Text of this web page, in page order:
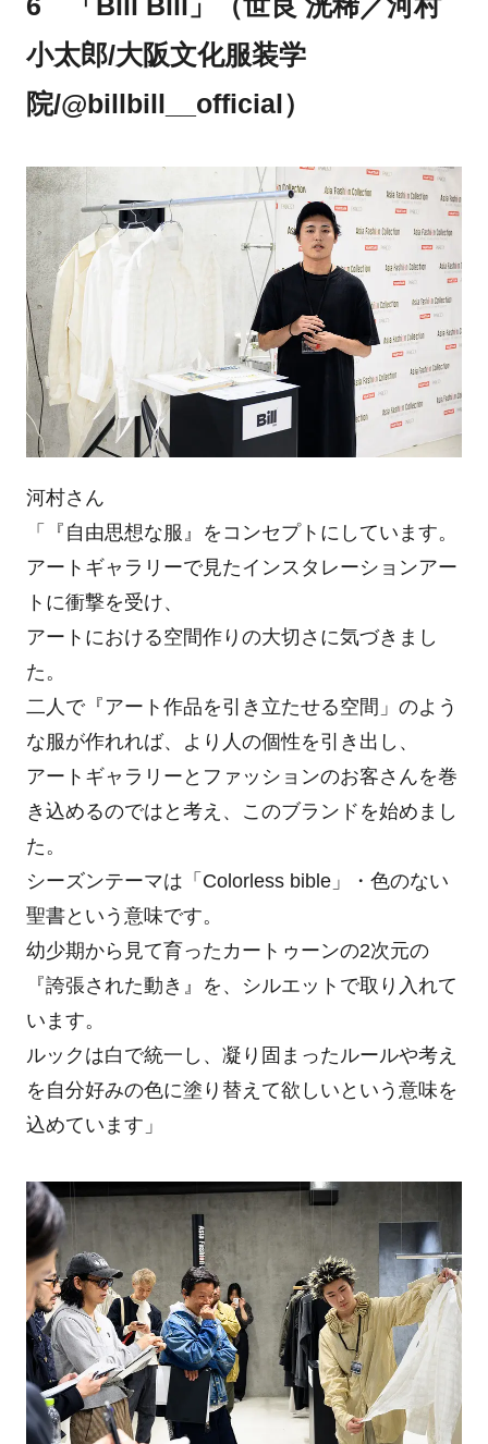
小太郎/大阪文化服装学
院/@billbill__official）
河村さん
「『自由思想な服』をコンセプトにしています。
アートギャラリーで見たインスタレーションアー
トに衝撃を受け、
アートにおける空間作りの大切さに気づきまし
た。
二人で『アート作品を引き立たせる空間」のよう
な服が作れれば、より人の個性を引き出し、
アートギャラリーとファッションのお客さんを巻
き込めるのではと考え、このブランドを始めまし
た。
シーズンテーマは「Colorless bible」・色のない
聖書という意味です。
幼少期から見て育ったカートゥーンの2次元の
『誇張された動き』を、シルエットで取り入れて
います。
ルックは白で統一し、凝り固まったルールや考え
を自分好みの色に塗り替えて欲しいという意味を
込めています」